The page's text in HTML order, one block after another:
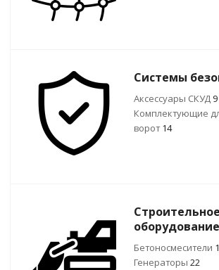
Системы
Аксессуары СКУД 9
Комплектующие
ворот14
Строительное
оборудование
Бетоносмесители
Генераторы 22